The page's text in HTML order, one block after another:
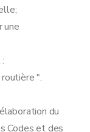
une
".
du
Codes et des